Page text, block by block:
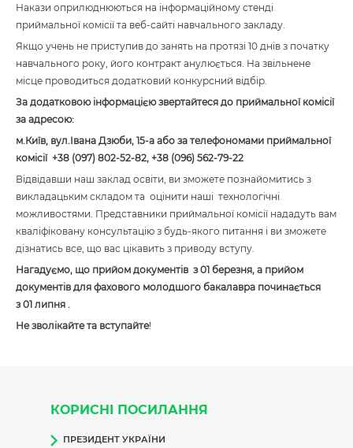
Накази оприлюднюються на інформаційному стенді
приймальної комісії та веб-сайті навчального закладу.
Якщо учень не приступив до занять на протязі 10 днів з початку
навчального року, його контракт анулюється. На звільнене
місце проводиться додатковий конкурсний відбір.
За додатковою інформацією звертайтеся до приймальної комісії
за адресою:
м.Київ, вул.Івана Дзюби, 15-а або за телефономами приймальної
комісії +38 (097) 802-52-82, +38 (096) 562-79-22
Відвідавши наш заклад освіти, ви зможете познайомитись з
викладацьким складом та оцінити наші технологічні
можливостями. Представники приймальної комісії нададуть вам
кваліфіковану консультацію з будь-якого питання і ви зможете
дізнатись все, що вас цікавить з приводу вступу.
Нагадуємо, що прийом документів з 01 березня, а прийом
документів для фахового молодшого бакалавра починається
з 01 липня .
Не зволікайте та вступайте!
КОРИСНІ ПОСИЛАННЯ
ПРЕЗИДЕНТ УКРАЇНИ